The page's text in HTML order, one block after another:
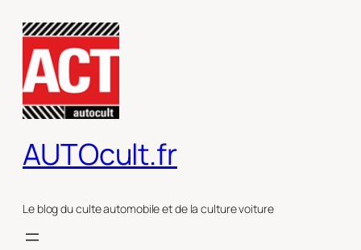
contenu
AUTOcult.fr
Le blog du culte automobile et de la culture voiture